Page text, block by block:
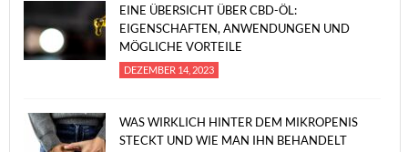
EINE ÜBERSICHT ÜBER CBD-ÖL:
EIGENSCHAFTEN, ANWENDUNGEN UND
MÖGLICHE VORTEILE
DEZEMBER 14, 2023
WAS WIRKLICH HINTER DEM MIKROPENIS
STECKT UND WIE MAN IHN BEHANDELT